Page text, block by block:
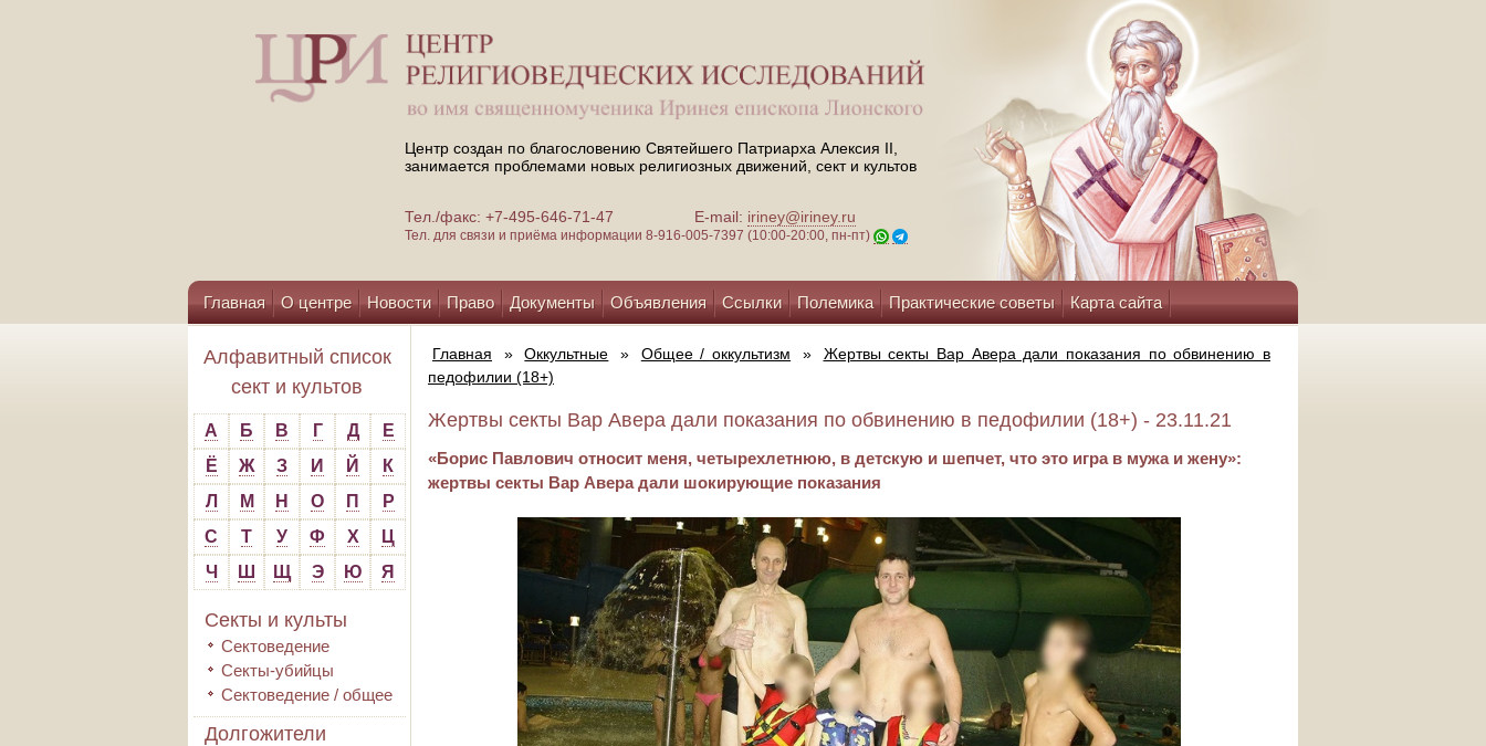
Центр создан по благословению Святейшего Патриарха Алексия II,
занимается проблемами новых религиозных движений, сект и культов
Тел./факс: +7-495-646-71-47 E-mail: iriney@iriney.ru
Тел. для связи и приёма информации 8-916-005-7397 (10:00-20:00, пн-пт)
Главная О центре Новости Право Документы Объявления Ссылки Полемика Практические советы Карта сайта
Помощь центру
Алфавитный список
сект и культов
А Б В Г Д
Е
Ё
Ж З И Й
К
Л
М Н О П
Р
С
Т У Ф Х
Ц
Ч
Ш Щ Э Ю Я
Секты и культы
Сектоведение
Секты-убийцы
Сектоведение / общее
Долгожители
Главная » Оккультные » Общее / оккультизм »
Жертвы секты Вар Авера дали показания по обвинению в
педофилии (18+)
Жертвы секты Вар Авера дали показания по обвинению в педофилии (18+) - 23.11.21
«Борис Павлович относит меня, четырехлетнюю, в детскую и шепчет, что это игра в мужа и жену»:
жертвы секты Вар Авера дали шокирующие показания